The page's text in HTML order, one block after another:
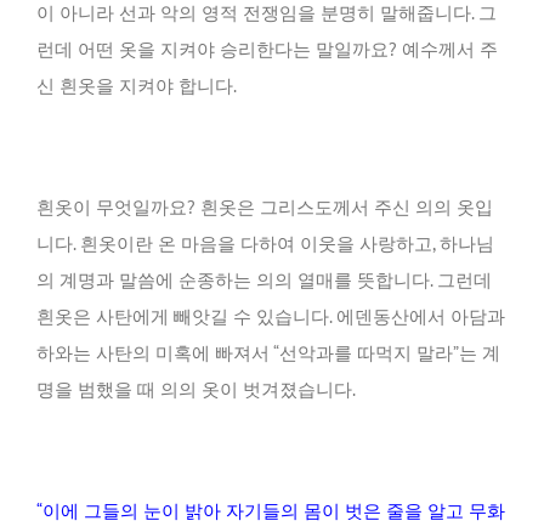
이 아니라 선과 악의 영적 전쟁임을 분명히 말해줍니다. 그
런데 어떤 옷을 지켜야 승리한다는 말일까요? 예수께서 주
신 흰옷을 지켜야 합니다.
흰옷이 무엇일까요? 흰옷은 그리스도께서 주신 의의 옷입
니다. 흰옷이란 온 마음을 다하여 이웃을 사랑하고, 하나님
의 계명과 말씀에 순종하는 의의 열매를 뜻합니다. 그런데
흰옷은 사탄에게 빼앗길 수 있습니다. 에덴동산에서 아담과
하와는 사탄의 미혹에 빠져서 “선악과를 따먹지 말라”는 계
명을 범했을 때 의의 옷이 벗겨졌습니다.
“이에 그들의 눈이 밝아 자기들의 몸이 벗은 줄을 알고 무화